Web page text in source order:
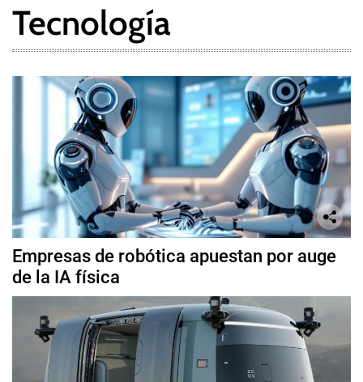
Tecnología
Empresas de robótica apuestan por auge
de la IA física